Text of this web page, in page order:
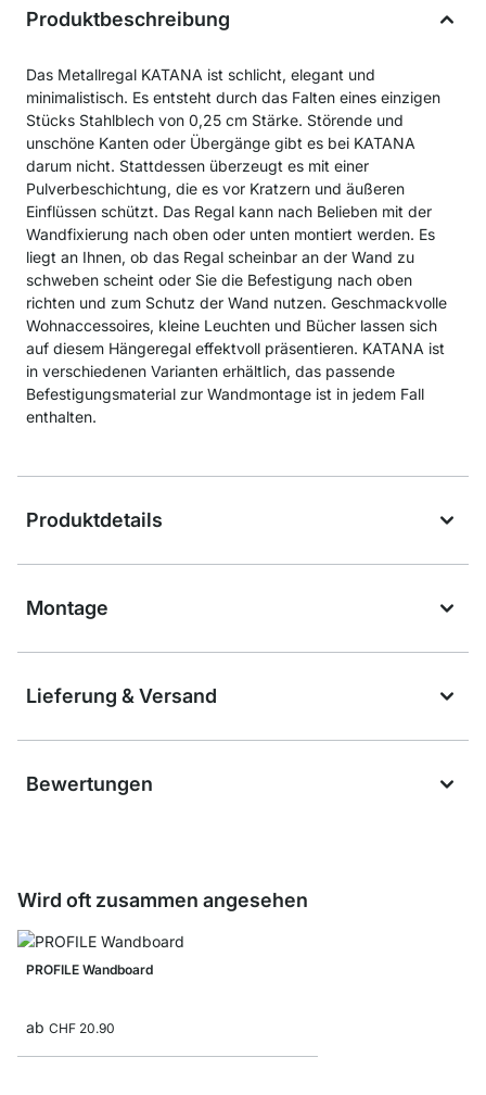
Produktbeschreibung
Das Metallregal KATANA ist schlicht, elegant und
minimalistisch. Es entsteht durch das Falten eines einzigen
Stücks Stahlblech von 0,25 cm Stärke. Störende und
unschöne Kanten oder Übergänge gibt es bei KATANA
darum nicht. Stattdessen überzeugt es mit einer
Pulverbeschichtung, die es vor Kratzern und äußeren
Einflüssen schützt. Das Regal kann nach Belieben mit der
Wandfixierung nach oben oder unten montiert werden. Es
liegt an Ihnen, ob das Regal scheinbar an der Wand zu
schweben scheint oder Sie die Befestigung nach oben
richten und zum Schutz der Wand nutzen. Geschmackvolle
Wohnaccessoires, kleine Leuchten und Bücher lassen sich
auf diesem Hängeregal effektvoll präsentieren. KATANA ist
in verschiedenen Varianten erhältlich, das passende
Befestigungsmaterial zur Wandmontage ist in jedem Fall
enthalten.
Produktdetails
Montage
Lieferung & Versand
Bewertungen
Wird oft zusammen angesehen
PROFILE Wandboard
ab CHF 20.90